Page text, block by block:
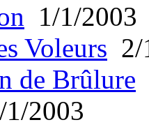
1/1/2003
Voleurs 2/
de Brûlure
1/2003